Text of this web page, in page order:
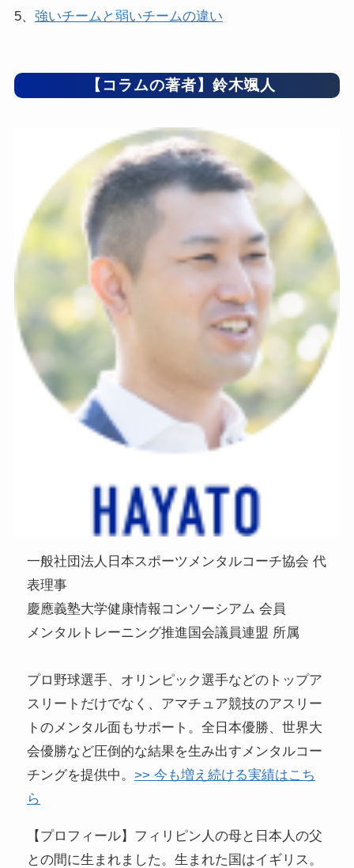
5、 強いチームと弱いチームの違い
【コラムの著者】鈴木颯人
一般社団法人日本スポーツメンタルコーチ協会 代
表理事
慶應義塾大学健康情報コンソーシアム 会員
メンタルトレーニング推進国会議員連盟 所属
プロ野球選手、オリンピック選手などのトップア
スリートだけでなく、アマチュア競技のアスリー
トのメンタル面もサポート。全日本優勝、世界大
会優勝など圧倒的な結果を生み出すメンタルコー
チングを提供中。>> 今も増え続ける実績はこち
ら
【プロフィール】フィリピン人の母と日本人の父
との間に生まれました。生まれた国はイギリス。